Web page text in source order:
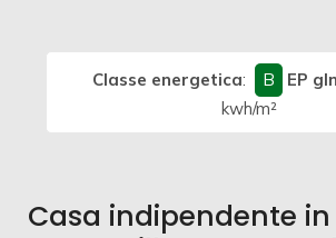
Classe energetica: B EP
kwh/m²
Casa indipendente